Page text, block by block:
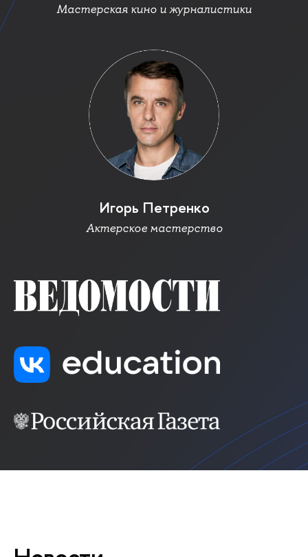
Мастерская кино и журналистики
Игорь Петренко
Актерское мастерство